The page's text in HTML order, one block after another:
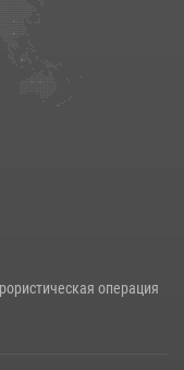
по обобщению
операция